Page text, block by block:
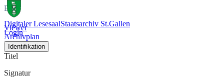
Digitaler LesesaalStaatsarchiv St.Gallen
Login
Bild
Viewer
Archivplan
Identifikation
Titel
Signatur